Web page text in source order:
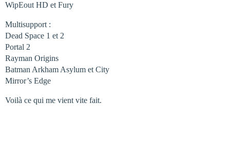
WipEout HD et Fury
Multisupport :
Dead Space 1 et 2
Portal 2
Rayman Origins
Batman Arkham Asylum et City
Mirror’s Edge
Voilà ce qui me vient vite fait.